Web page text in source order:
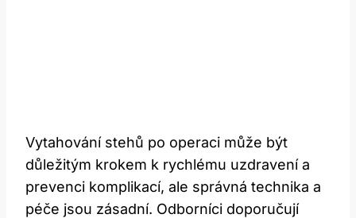
Vytahování stehů po operaci může být
důležitým krokem k rychlému uzdravení a
prevenci komplikací, ale správná technika a
péče jsou zásadní. Odborníci doporučují